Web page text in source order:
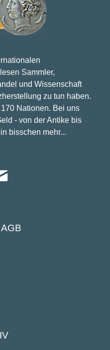
Sammler,
und Wissenschaft
zu tun haben.
Nationen. Bei uns
- von der Antike bis
bisschen mehr...